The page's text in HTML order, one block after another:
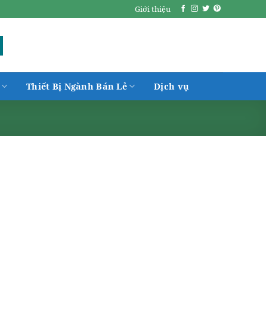
Giới thiệu
Thiết Bị Ngành Bán Lẻ Dịch vụ